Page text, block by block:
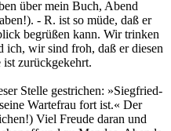
über mein Buch, Abend
- R. ist so müde, daß er
begrüßen kann. Wir trinken
ich, wir sind froh, daß er diesen
zurückgekehrt.
Stelle gestrichen: »Siegfried-
Wartefrau fort ist.« Der
Viel Freude daran und